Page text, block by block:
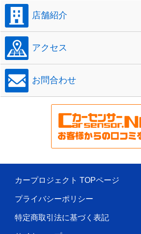
店舗紹介
アクセス
お問合わせ
カープロジェクト TOPページ
プライバシーポリシー
特定商取引法に基づく表記